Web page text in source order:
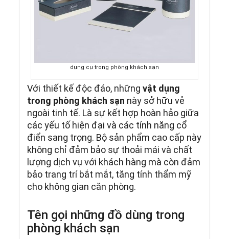
dụng cụ trong phòng khách sạn
Với thiết kế độc đáo, nhữngvật dụng
trong phòng khách sạn này sở hữu vẻ
ngoài tinh tế. Là sự kết hợp hoàn hảo giữa
các yếu tố hiện đại và các tính năng cổ
điển sang trọng. Bộ sản phẩm cao cấp này
không chỉ đảm bảo sự thoải mái và chất
lượng dịch vụ với khách hàng mà còn đảm
bảo trang trí bắt mắt, tăng tính thẩm mỹ
cho không gian căn phòng.
Tên gọi những đồ dùng trong
phòng khách sạn